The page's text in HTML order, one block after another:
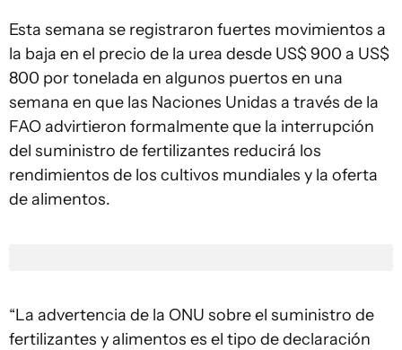
Esta semana se registraron fuertes movimientos a
la baja en el precio de la urea desde US$ 900 a US$
800 por tonelada en algunos puertos en una
semana en que las Naciones Unidas a través de la
FAO advirtieron formalmente que la interrupción
del suministro de fertilizantes reducirá los
rendimientos de los cultivos mundiales y la oferta
de alimentos.
“La advertencia de la ONU sobre el suministro de
fertilizantes y alimentos es el tipo de declaración